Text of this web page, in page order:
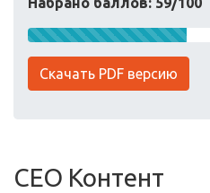
Скачать PDF версию
СЕО Контент